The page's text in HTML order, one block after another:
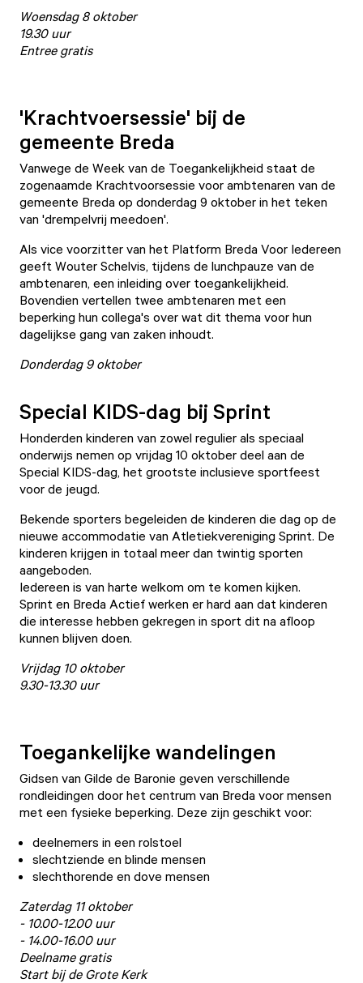
Woensdag 8 oktober
19.30 uur
Entree gratis
'Krachtvoersessie' bij de
gemeente Breda
Vanwege de Week van de Toegankelijkheid staat de
zogenaamde Krachtvoorsessie voor ambtenaren van de
gemeente Breda op donderdag 9 oktober in het teken
van 'drempelvrij meedoen'.
Als vice voorzitter van het Platform Breda Voor Iedereen
geeft Wouter Schelvis, tijdens de lunchpauze van de
ambtenaren, een inleiding over toegankelijkheid.
Bovendien vertellen twee ambtenaren met een
beperking hun collega's over wat dit thema voor hun
dagelijkse gang van zaken inhoudt.
Donderdag 9 oktober
Special KIDS-dag bij Sprint
Honderden kinderen van zowel regulier als speciaal
onderwijs nemen op vrijdag 10 oktober deel aan de
Special KIDS-dag, het grootste inclusieve sportfeest
voor de jeugd.
Bekende sporters begeleiden de kinderen die dag op de
nieuwe accommodatie van Atletiekvereniging Sprint. De
kinderen krijgen in totaal meer dan twintig sporten
aangeboden.
Iedereen is van harte welkom om te komen kijken.
Sprint en Breda Actief werken er hard aan dat kinderen
die interesse hebben gekregen in sport dit na afloop
kunnen blijven doen.
Vrijdag 10 oktober
9.30-13.30 uur
Toegankelijke wandelingen
Gidsen van Gilde de Baronie geven verschillende
rondleidingen door het centrum van Breda voor mensen
met een fysieke beperking. Deze zijn geschikt voor:
deelnemers in een rolstoel
slechtziende en blinde mensen
slechthorende en dove mensen
Zaterdag 11 oktober
- 10.00-12.00 uur
- 14.00-16.00 uur
Deelname gratis
Start bij de Grote Kerk